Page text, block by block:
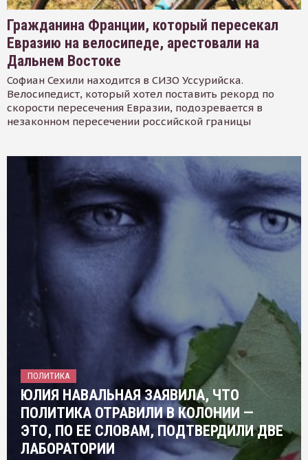
Гражданина Франции, который пересекал
Евразию на велосипеде, арестовали на
Дальнем Востоке
Софиан Сехили находится в СИЗО Уссурийска.
Велосипедист, который хотел поставить рекорд по
скорости пересечения Евразии, подозревается в
незаконном пересечении российской границы
ПОЛИТИКА
ЮЛИЯ НАВАЛЬНАЯ ЗАЯВИЛА, ЧТО
ПОЛИТИКА ОТРАВИЛИ В КОЛОНИИ —
ЭТО, ПО ЕЕ СЛОВАМ, ПОДТВЕРДИЛИ ДВЕ
ЛАБОРАТОРИИ